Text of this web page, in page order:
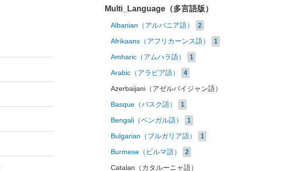
Multi_Language（多言語版）
Albanian（アルバニア語） 2
Afrikaans（アフリカーンス語） 1
Amharic（アムハラ語） 1
Arabic（アラビア語） 4
Azerbaijani（アゼルバイジャン語）
Basque（バスク語） 1
Bengali（ベンガル語） 1
Bulgarian（ブルガリア語） 1
Burmese（ビルマ語） 2
Catalan（カタルーニャ語）